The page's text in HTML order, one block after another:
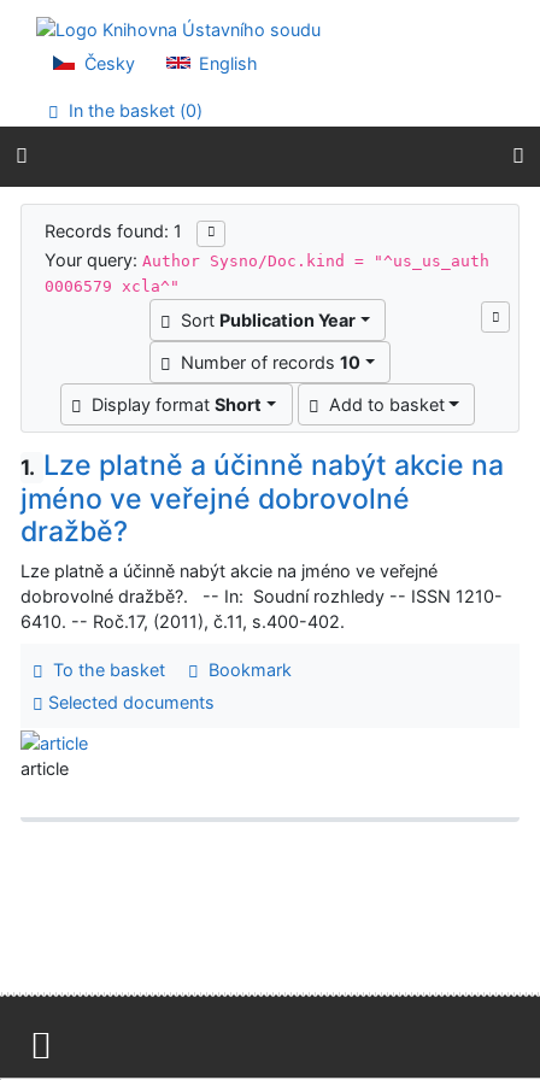
Go to menu
Accessibility declaration
Česky English
In the basket (0)
Search results
Records found: 1
Your query:Author Sysno/Doc.kind = "^us_us_auth
0006579 xcla^"
Sort Publication Year
Number of records 10
Display formatShort Add to basket
1. Lze platně a účinně nabýt akcie na
jméno ve veřejné dobrovolné
dražbě?
Lze platně a účinně nabýt akcie na jméno ve veřejné
dobrovolné dražbě?. -- In: Soudní rozhledy -- ISSN 1210-
6410. -- Roč.17, (2011), č.11, s.400-402.
To the basket
Bookmark
Selected documents
article